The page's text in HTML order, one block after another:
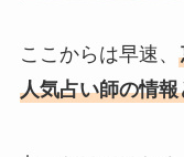
ここからは早速、
人気占い師の情